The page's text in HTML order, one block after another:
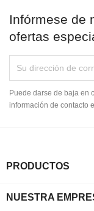
Infórmese de
ofertas
Puede darse de baja en
información de contacto
PRODUCTOS
NUESTRA